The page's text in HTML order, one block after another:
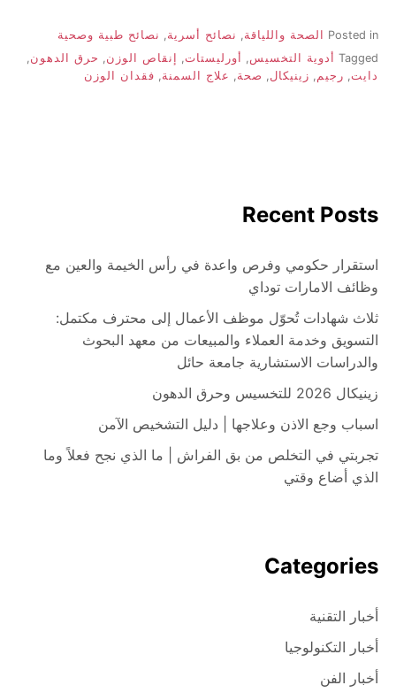
Posted in الصحة واللياقة نصائح أسرية
نصائح طبية وصحية
Tagged أدوية التخسيس, أورليستات, إنقاص الوزن, حرق الدهون,
دايت, رجيم, زينيكال, صحة, علاج السمنة, فقدان الوزن
Recent Posts
استقرار حكومي وفرص واعدة في رأس الخيمة والعين مع
وظائف الامارات توداي
ثلاث شهادات تُحوّل موظف الأعمال إلى محترف مكتمل:
التسويق وخدمة العملاء والمبيعات من معهد البحوث
والدراسات الاستشارية جامعة حائل
زينيكال 2026 للتخسيس وحرق الدهون
اسباب وجع الاذن وعلاجها | دليل التشخيص الآمن
تجربتي في التخلص من بق الفراش | ما الذي نجح فعلاً وما
الذي أضاع وقتي
Categories
أخبار التقنية
أخبار التكنولوجيا
أخبار الفن